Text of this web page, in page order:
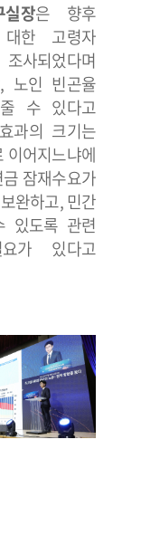
장은 향후
한 고령자
사되었다며
노인 빈곤율
수 있다고
과의 크기는
이어지느냐에
잠재수요가
완하고, 민간
있도록 관련
가 있다고